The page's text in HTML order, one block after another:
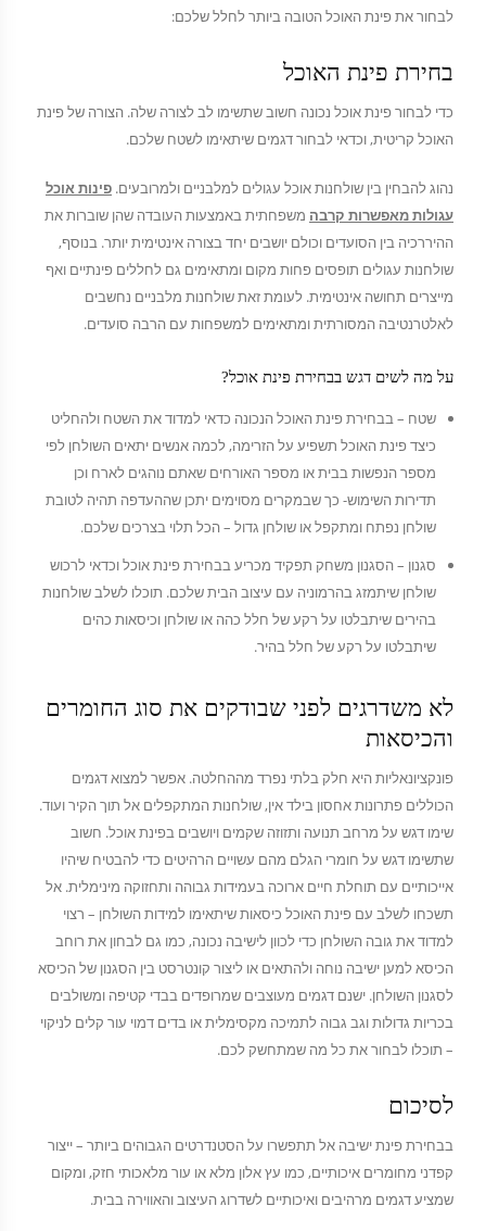
לבחור את פינת האוכל הטובה ביותר לחלל שלכם:
בחירת פינת האוכל
כדי לבחור פינת אוכל נכונה חשוב שתשימו לב לצורה שלה. הצורה של פינת
האוכל קריטית, וכדאי לבחור דגמים שיתאימו לשטח שלכם.
נהוג להבחין בין שולחנות אוכל עגולים למלבניים ולמרובעים. פינות אוכל
עגולות מאפשרות קרבה משפחתית באמצעות העובדה שהן שוברות את
ההיררכיה בין הסועדים וכולם יושבים יחד בצורה אינטימית יותר. בנוסף,
שולחנות עגולים תופסים פחות מקום ומתאימים גם לחללים פינתיים ואף
מייצרים תחושה אינטימית. לעומת זאת שולחנות מלבניים נחשבים
לאלטרנטיבה המסורתית ומתאימים למשפחות עם הרבה סועדים.
על מה לשים דגש בבחירת פינת אוכל?
שטח – בבחירת פינת האוכל הנכונה כדאי למדוד את השטח ולהחליט
כיצד פינת האוכל תשפיע על הזרימה, לכמה אנשים יתאים השולחן לפי
מספר הנפשות בבית או מספר האורחים שאתם נוהגים לארח וכן
תדירות השימוש- כך שבמקרים מסוימים יתכן שההעדפה תהיה לטובת
שולחן נפתח ומתקפל או שולחן גדול – הכל תלוי בצרכים שלכם.
סגנון – הסגנון משחק תפקיד מכריע בבחירת פינת אוכל וכדאי לרכוש
שולחן שיתמזג בהרמוניה עם עיצוב הבית שלכם. תוכלו לשלב שולחנות
בהירים שיתבלטו על רקע של חלל כהה או שולחן וכיסאות כהים
שיתבלטו על רקע של חלל בהיר.
לא משדרגים לפני שבודקים את סוג החומרים
והכיסאות
פונקציונאליות היא חלק בלתי נפרד מההחלטה. אפשר למצוא דגמים
הכוללים פתרונות אחסון בילד אין, שולחנות המתקפלים אל תוך הקיר ועוד.
שימו דגש על מרחב תנועה ותזוזה שקמים ויושבים בפינת אוכל. חשוב
שתשימו דגש על חומרי הגלם מהם עשויים הרהיטים כדי להבטיח שיהיו
אייכותיים עם תוחלת חיים ארוכה בעמידות גבוהה ותחזוקה מינימלית. אל
תשכחו לשלב עם פינת האוכל כיסאות שיתאימו למידות השולחן – רצוי
למדוד את גובה השולחן כדי לכוון לישיבה נכונה, כמו גם לבחון את רוחב
הכיסא למען ישיבה נוחה ולהתאים או ליצור קונטרסט בין הסגנון של הכיסא
לסגנון השולחן. ישנם דגמים מעוצבים שמרופדים בבדי קטיפה ומשולבים
בכריות גדולות וגב גבוה לתמיכה מקסימלית או בדים דמוי עור קלים לניקוי
– תוכלו לבחור את כל מה שמתחשק לכם.
לסיכום
בבחירת פינת ישיבה אל תתפשרו על הסטנדרטים הגבוהים ביותר – ייצור
קפדני מחומרים איכותיים, כמו עץ אלון מלא או עור מלאכותי חזק, ומקום
שמציע דגמים מרהיבים ואיכותיים לשדרוג העיצוב והאווירה בבית.